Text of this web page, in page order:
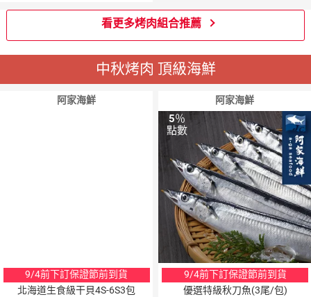
看更多烤肉組合推薦
中秋烤肉 頂級海鮮
阿家海鮮
9/4前下訂保證節前到貨
北海道生食級干貝4S-6S3包
阿家海鮮
5％
點數
9/4前下訂保證節前到貨
優選特級秋刀魚(3尾/包)